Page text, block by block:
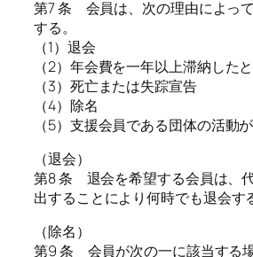
第7 条 会員は、次の理由によっ
する。
（1）退会
（2）年会費を一年以上滞納した
（3）死亡または失踪宣告
（4）除名
（5）支援会員である団体の活動
（退会）
第8 条 退会を希望する会員は、
出することにより何時でも退会す
（除名）
第9 条 会員が次の一に該当する